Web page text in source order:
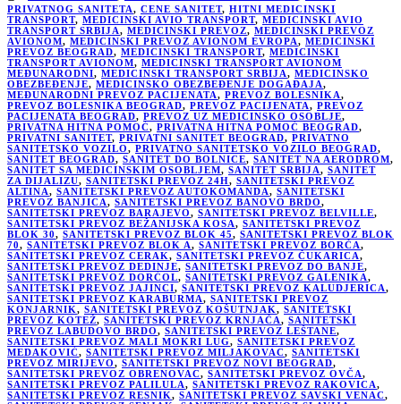
PRIVATNOG SANITETA, CENE SANITET, HITNI MEDICINSKI
TRANSPORT, MEDICINSKI AVIO TRANSPORT, MEDICINSKI AVIO
TRANSPORT SRBIJA, MEDICINSKI PREVOZ, MEDICINSKI PREVOZ
AVIONOM, MEDICINSKI PREVOZ AVIONOM EVROPA, MEDICINSKI
PREVOZ BEOGRAD, MEDICINSKI TRANSPORT, MEDICINSKI
TRANSPORT AVIONOM, MEDICINSKI TRANSPORT AVIONOM
MEĐUNARODNI, MEDICINSKI TRANSPORT SRBIJA, MEDICINSKO
OBEZBEĐENJE, MEDICINSKO OBEZBEĐENJE DOGAĐAJA,
MEĐUNARODNI PREVOZ PACIJENATA, PREVOZ BOLESNIKA,
PREVOZ BOLESNIKA BEOGRAD, PREVOZ PACIJENATA, PREVOZ
PACIJENATA BEOGRAD, PREVOZ UZ MEDICINSKO OSOBLJE,
PRIVATNA HITNA POMOĆ, PRIVATNA HITNA POMOĆ BEOGRAD,
PRIVATNI SANITET, PRIVATNI SANITET BEOGRAD, PRIVATNO
SANITETSKO VOZILO, PRIVATNO SANITETSKO VOZILO BEOGRAD,
SANITET BEOGRAD, SANITET DO BOLNICE, SANITET NA AERODROM,
SANITET SA MEDICINSKIM OSOBLJEM, SANITET SRBIJA, SANITET
ZA DIJALIZU, SANITETSKI PREVOZ 24H, SANITETSKI PREVOZ
ALTINA, SANITETSKI PREVOZ AUTOKOMANDA, SANITETSKI
PREVOZ BANJICA, SANITETSKI PREVOZ BANOVO BRDO,
SANITETSKI PREVOZ BARAJEVO, SANITETSKI PREVOZ BELVILLE,
SANITETSKI PREVOZ BEŽANIJSKA KOSA, SANITETSKI PREVOZ
BLOK 30, SANITETSKI PREVOZ BLOK 45, SANITETSKI PREVOZ BLOK
70, SANITETSKI PREVOZ BLOK A, SANITETSKI PREVOZ BORČA,
SANITETSKI PREVOZ CERAK, SANITETSKI PREVOZ ČUKARICA,
SANITETSKI PREVOZ DEDINJE, SANITETSKI PREVOZ DO BANJE,
SANITETSKI PREVOZ DORĆOL, SANITETSKI PREVOZ GALENIKA,
SANITETSKI PREVOZ JAJINCI, SANITETSKI PREVOZ KALUDJERICA,
SANITETSKI PREVOZ KARABURMA, SANITETSKI PREVOZ
KONJARNIK, SANITETSKI PREVOZ KOŠUTNJAK, SANITETSKI
PREVOZ KOTEŽ, SANITETSKI PREVOZ KRNJAČA, SANITETSKI
PREVOZ LABUDOVO BRDO, SANITETSKI PREVOZ LEŠTANE,
SANITETSKI PREVOZ MALI MOKRI LUG, SANITETSKI PREVOZ
MEDAKOVIĆ, SANITETSKI PREVOZ MILJAKOVAC, SANITETSKI
PREVOZ MIRIJEVO, SANITETSKI PREVOZ NOVI BEOGRAD,
SANITETSKI PREVOZ OBRENOVAC, SANITETSKI PREVOZ OVČA,
SANITETSKI PREVOZ PALILULA, SANITETSKI PREVOZ RAKOVICA,
SANITETSKI PREVOZ RESNIK, SANITETSKI PREVOZ SAVSKI VENAC,